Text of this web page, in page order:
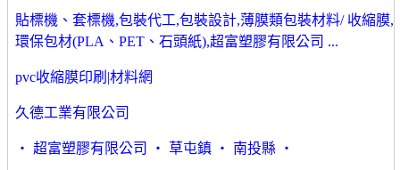
貼標機、套標機,包裝代工,包裝設計,薄膜類包裝材料/ 收縮膜,
環保包材(PLA、PET、石頭紙),超富塑膠有限公司 ...
pvc收縮膜印刷|材料網
久德工業有限公司
‧ 超富塑膠有限公司 ‧ 草屯鎮 ‧ 南投縣 ‧